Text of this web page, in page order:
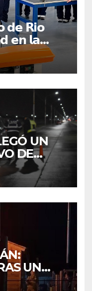
𝗱𝗲 𝗥𝗶𝗼
𝗲𝗻 𝗹𝗮
𝗶𝗻𝗶𝗰𝗶𝗼
UN
DE
UN
QUE